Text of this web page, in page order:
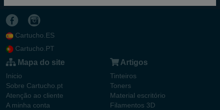
Cartucho.ES
Cartucho.PT
Mapa do site
Inicio
Sobre Cartucho.pt
Atenção ao cliente
A minha conta
Artigos
Tinteiros
Toners
Material escritório
Filamentos 3D